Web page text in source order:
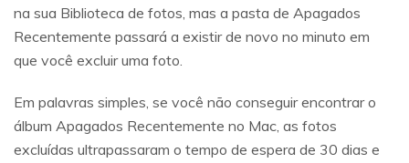
na sua Biblioteca de fotos, mas a pasta de Apagados
Recentemente passará a existir de novo no minuto em
que você excluir uma foto.
Em palavras simples, se você não conseguir encontrar o
álbum Apagados Recentemente no Mac, as fotos
excluídas ultrapassaram o tempo de espera de 30 dias e